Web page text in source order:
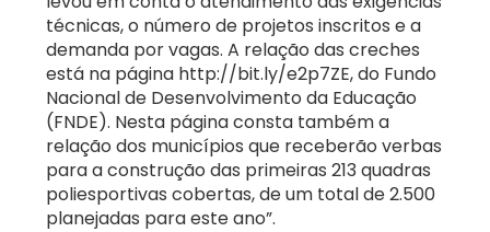
técnicas, o número de projetos inscritos e a
demanda por vagas. A relação das creches
está na página http://bit.ly/e2p7ZE, do Fundo
Nacional de Desenvolvimento da Educação
(FNDE). Nesta página consta também a
relação dos municípios que receberão verbas
para a construção das primeiras 213 quadras
poliesportivas cobertas, de um total de 2.500
planejadas para este ano”.